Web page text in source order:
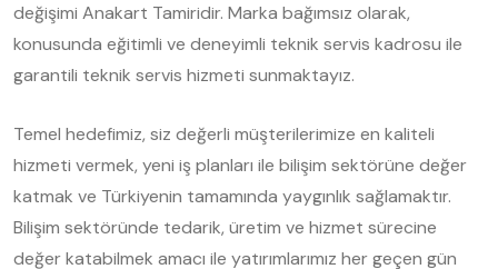
değişimi Anakart Tamiridir. Marka bağımsız olarak,
konusunda eğitimli ve deneyimli teknik servis kadrosu ile
garantili teknik servis hizmeti sunmaktayız.
Temel hedefimiz, siz değerli müşterilerimize en kaliteli
hizmeti vermek, yeni iş planları ile bilişim sektörüne değer
katmak ve Türkiyenin tamamında yaygınlık sağlamaktır.
Bilişim sektöründe tedarik, üretim ve hizmet sürecine
değer katabilmek amacı ile yatırımlarımız her geçen gün